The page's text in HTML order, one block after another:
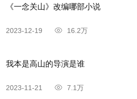
《一念关山》改编哪部小说
2023-12-19 16.2万
我本是高山的导演是谁
2023-11-21 7.1万